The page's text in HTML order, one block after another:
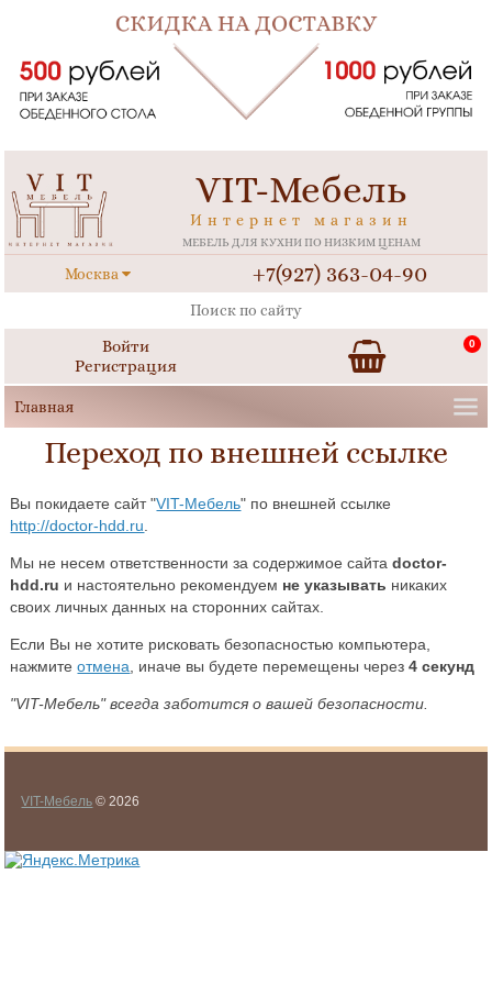
VIT-Мебель
Интернет магазин
МЕБЕЛЬ ДЛЯ КУХНИ ПО НИЗКИМ ЦЕНАМ
Москва +7(927) 363-04-90
Войти
Регистрация
0
Переход по внешней ссылке
Вы покидаете сайт "VIT-Мебель" по внешней ссылке
http://doctor-hdd.ru
Мы не несем ответственности за содержимое сайтаdoctor-
hdd.ru и настоятельно рекомендуем не указывать никаких
своих личных данных на сторонних сайтах.
Если Вы не хотите рисковать безопасностью компьютера,
нажмитеотмена , иначе вы будете перемещены через4 секунд
"VIT-Мебель" всегда заботится о вашей безопасности.
VIT-Мебель © 2026